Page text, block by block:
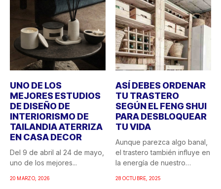
UNO DE LOS
MEJORES ESTUDIOS
DE DISEÑO DE
INTERIORISMO DE
TAILANDIA ATERRIZA
EN CASA DECOR
Del 9 de abril al 24 de mayo,
uno de los mejores...
20 MARZO, 2026
ASÍ DEBES ORDENAR
TU TRASTERO
SEGÚN EL FENG SHUI
PARA DESBLOQUEAR
TU VIDA
Aunque parezca algo banal,
el trastero también influye en
la energía de nuestro
28 OCTUBRE, 2025